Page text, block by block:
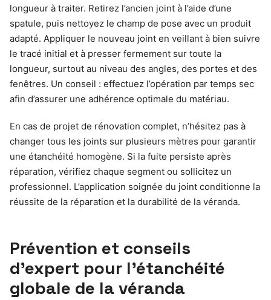
longueur à traiter. Retirez l’ancien joint à l’aide d’une
spatule, puis nettoyez le champ de pose avec un produit
adapté. Appliquer le nouveau joint en veillant à bien suivre
le tracé initial et à presser fermement sur toute la
longueur, surtout au niveau des angles, des portes et des
fenêtres. Un conseil : effectuez l’opération par temps sec
afin d’assurer une adhérence optimale du matériau.
En cas de projet de rénovation complet, n’hésitez pas à
changer tous les joints sur plusieurs mètres pour garantir
une étanchéité homogène. Si la fuite persiste après
réparation, vérifiez chaque segment ou sollicitez un
professionnel. L’application soignée du joint conditionne la
réussite de la réparation et la durabilité de la véranda.
Prévention et conseils
d’expert pour l’étanchéité
globale de la véranda